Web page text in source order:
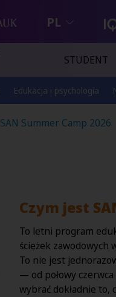
PL
STUDENT
Edukacja i psychologia
SAN Summer Camp 2026
Czym jest
To letni program
ścieżek zawodowych
To nie jest
— od połowy
wybrać dokładnie to,